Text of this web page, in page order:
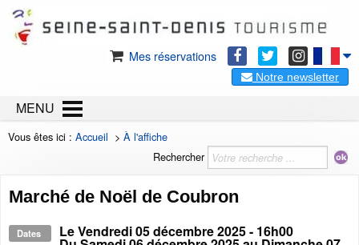
Mes réservations
Notre newsletter
MENU
Vous êtes ici : Accueil > À l'affiche
Rechercher
Marché de Noël de Coubron
Dates LeVendredi 05 décembre 2025- 16h00